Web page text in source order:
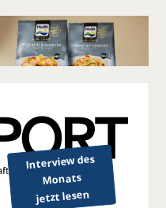
Interview des
Monats
jetzt lesen